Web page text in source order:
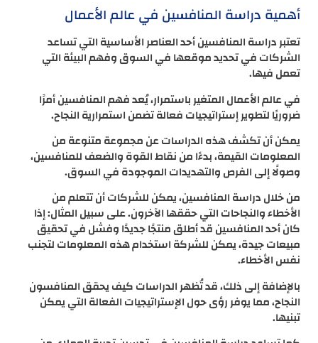
أهمية دراسة المنافسين في عالم الأعمال
تعتبر دراسة المنافسين أحد العناصر الأساسية التي تساعد
الشركات في تحديد موقعها في السوق وفهم البيئة التي
تعمل فيها.
في عالم الأعمال المتغير باستمرار، يُعد فهم المنافسين أمرًا
ضروريًا لتطوير إستراتيجيات فعالة تضمن استمرارية النجاح.
يمكن أن تكشف هذه الدراسات عن مجموعة متنوعة من
المعلومات القيمة، بدءًا من نقاط القوة والضعف للمنافسين،
وصولًا إلى الفرص والتهديدات الموجودة في السوق.
من خلال دراسة المنافسين، يمكن للشركات أن تتعلم من
الأخطاء والنجاحات التي حققها الآخرون. على سبيل المثال: إذا
كان أحد المنافسين قد أطلق منتجًا جديدًا وفشل في تحقيق
مبيعات جيدة، يمكن للشركة استخدام هذه المعلومات لتجنب
نفس الأخطاء.
بالإضافة إلى ذلك، قد تُظهر الدراسات كيف يحقق المنافسون
النجاح، مما يوفر رؤى حول الإستراتيجيات الفعالة التي يمكن
تبنيها.